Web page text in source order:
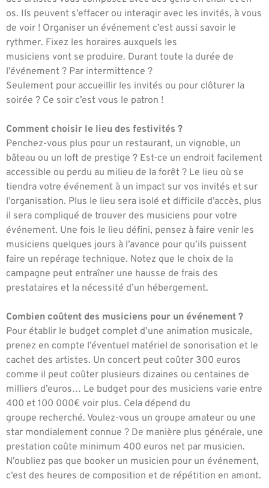
os. Ils peuvent s’effacer ou interagir avec les invités, à vous
de voir ! Organiser un événement c’est aussi savoir le
rythmer. Fixez les horaires auxquels les
musiciens vont se produire. Durant toute la durée de
l’événement ? Par intermittence ?
Seulement pour accueillir les invités ou pour clôturer la
soirée ? Ce soir c’est vous le patron !
Comment choisir le lieu des festivités ?
Penchez-vous plus pour un restaurant, un vignoble, un
bâteau ou un loft de prestige ? Est-ce un endroit facilement
accessible ou perdu au milieu de la forêt ? Le lieu où se
tiendra votre événement à un impact sur vos invités et sur
l’organisation. Plus le lieu sera isolé et difficile d’accès, plus
il sera compliqué de trouver des musiciens pour votre
événement. Une fois le lieu défini, pensez à faire venir les
musiciens quelques jours à l’avance pour qu’ils puissent
faire un repérage technique. Notez que le choix de la
campagne peut entraîner une hausse de frais des
prestataires et la nécessité d’un hébergement.
Combien coûtent des musiciens pour un événement ?
Pour établir le budget complet d’une animation musicale,
prenez en compte l’éventuel matériel de sonorisation et le
cachet des artistes. Un concert peut coûter 300 euros
comme il peut coûter plusieurs dizaines ou centaines de
milliers d’euros… Le budget pour des musiciens varie entre
400 et 100 000€ voir plus. Cela dépend du
groupe recherché. Voulez-vous un groupe amateur ou une
star mondialement connue ? De manière plus générale, une
prestation coûte minimum 400 euros net par musicien.
N’oubliez pas que booker un musicien pour un événement,
c’est des heures de composition et de répétition en amont.